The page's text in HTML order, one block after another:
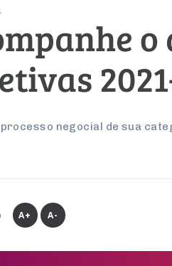
o
negocial de sua
A+ A-